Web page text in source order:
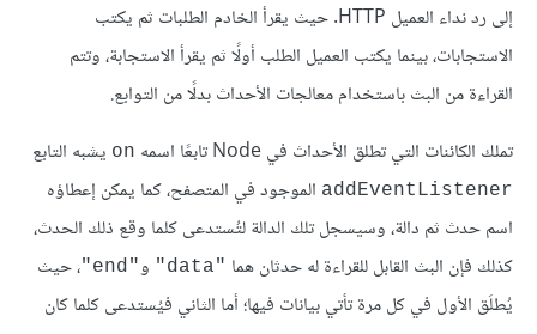
إلى رد نداء العميل HTTP. حيث يقرأ الخادم الطلبات ثم يكتب
الاستجابات، بينما يكتب العميل الطلب أولًا ثم يقرأ الاستجابة، وتتم
القراءة من البث باستخدام معالجات الأحداث بدلًا من التوابع.
تملك الكائنات التي تطلق الأحداث في Node تابعًا اسمه
on يشبه التابع
addEventListener الموجود في المتصفح، كما يمكن إعطاؤه
اسم حدث ثم دالة، وسيسجل تلك الدالة لتُستدعى كلما وقع ذلك الحدث،
كذلك فإن البث القابل للقراءة له حدثان هما "data" و"end"
، حيث
يُطلَق الأول في كل مرة تأتي بيانات فيها؛ أما الثاني فيُستدعى كلما كان